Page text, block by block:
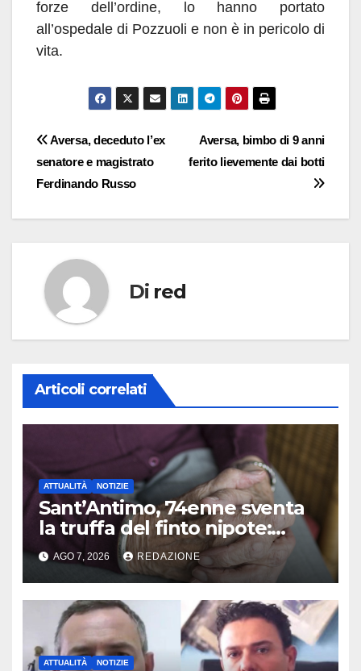
forze dell’ordine, lo hanno portato
all’ospedale di Pozzuoli e non è in pericolo di
vita.
Navigazione
articoli
Aversa, bimbo di 9 anni
ferito lievemente dai botti
Aversa, deceduto l’ex
senatore e magistrato
Ferdinando Russo
Di red
Articoli correlati
ATTUALITÀ NOTIZIE
Sant’Antimo, 74enne sventa
la truffa del finto nipote:
denunciato un 16enne
AGO 7, 2026 REDAZIONE
ATTUALITÀ NOTIZIE